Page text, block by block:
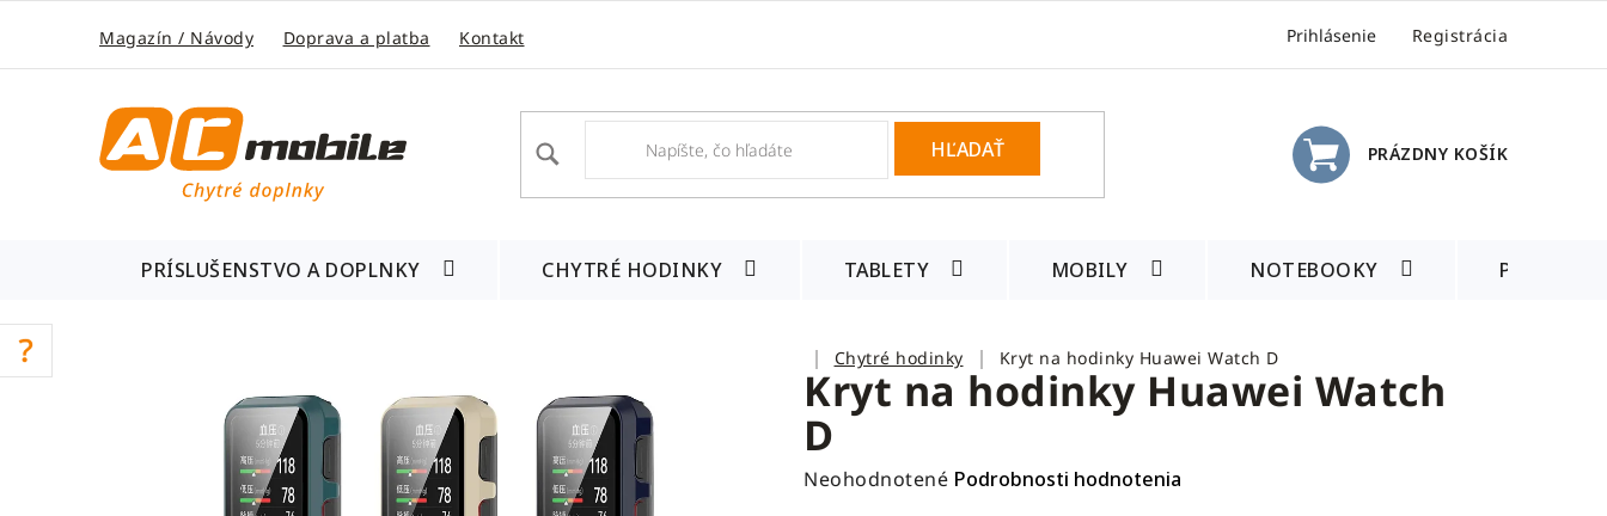
obsah
Magazín / Návody Doprava a platba Kontakt Prihlásenie Registrácia
HĽADAŤ
NÁKUPNÝ
PRÁZDNY KOŠÍK
PRÍSLUŠENSTVO A DOPLNKY CHYTRÉ HODINKY TABLETY MOBILY NOTEBOOKY
DomovChytré hodinky Kryt na hodinky Huawei Watch D
Kryt na hodinky Huawei Watch
D
Priemerné
Neohodnotené Podrobnosti hodnotenia